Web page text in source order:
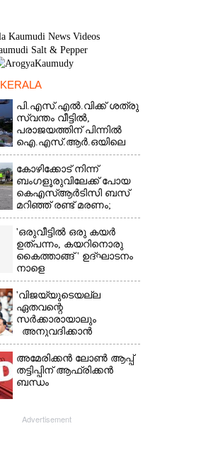
KERALA
പി.എസ്.എൽ.വിക്ക് ശത്രു
സ്വന്തം വീട്ടിൽ,​
പരാജയത്തിന് പിന്നിൽ
ഐ.എസ്.ആർ.ഒയിലെ
ഉന്നതൻ
കോഴിക്കോട് നിന്ന്
ബംഗളൂരുവിലേക്ക് പോയ
കെഎസ്‌ആർടിസി ബസ്
മറിഞ്ഞ് രണ്ട് മരണം;
നിരവധിപേർ
ഗുരുതരാവസ്ഥയിൽ
'ഒരുവീട്ടിൽ ഒരു കയർ
ഉത്പന്നം, കയറിനൊരു
കൈത്താങ്ങ് ' ഉദ്ഘാടനം
നാളെ
'വിജയ്‌യുടെയല്ല
ഏതവന്റെ
സർക്കാരായാലും
അനുവദിക്കാൻ
കഴിയില്ല;
മുല്ലപ്പെരിയാറിന്റെ
വെള്ളം കൂട്ടുന്നത്
മനസിൽ വച്ചാൽമതി'
അമേരിക്കൻ ലോൺ ആപ്പ്
തട്ടിപ്പിന് ആഫ്രിക്കൻ
ബന്ധം
Advertisement